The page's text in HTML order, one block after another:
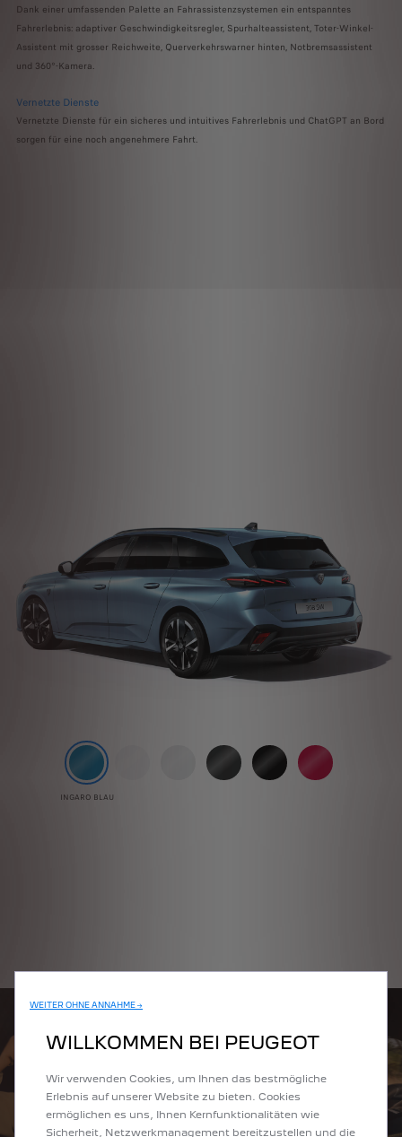
Dank einer umfassenden Palette an Fahrassistenzsystemen ein entspanntes
Fahrerlebnis: adaptiver Geschwindigkeitsregler, Spurhalteassistent, Toter-Winkel-
Assistent mit grosser Reichweite, Querverkehrswarner hinten, Notbremsassistent
und 360°-Kamera.
Vernetzte Dienste
Vernetzte Dienste für ein sicheres und intuitives Fahrerlebnis und ChatGPT an Bord
sorgen für eine noch angenehmere Fahrt.
INGARO BLAU
WEITER OHNE ANNAHME →
WILLKOMMEN BEI PEUGEOT
Wir verwenden Cookies, um Ihnen das bestmögliche
Erlebnis auf unserer Website zu bieten. Cookies
ermöglichen es uns, Ihnen Kernfunktionalitäten wie
Sicherheit, Netzwerkmanagement bereitzustellen und die